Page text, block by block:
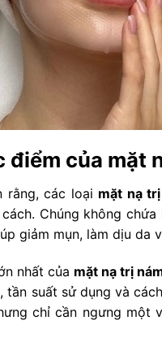
điểm của mặt
rằng, các loại mặt nạ
Chúng không
giảm mụn, làm dịu da
nhất của mặt nạ trị
tần suất sử dụng và
chỉ cần ngưng một